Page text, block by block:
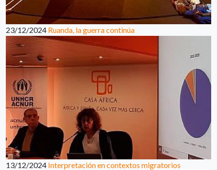
23/12/2024 Ruanda, la guerra continúa
13/12/2024 Interpretación en contextos migratorios